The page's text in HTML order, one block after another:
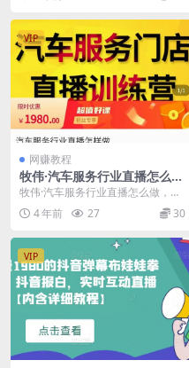
VIP
网赚教程
牧伟·汽车服务行业直播怎么
做，​解决汽服门店引流痛点
牧伟·汽车服务行业直播怎么做，​解
决汽服门店引流痛点 你是否遇到过
这些问题： 想...
4 年前 27 30
VIP